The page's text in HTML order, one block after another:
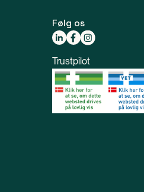
Følg os
Trustpilot